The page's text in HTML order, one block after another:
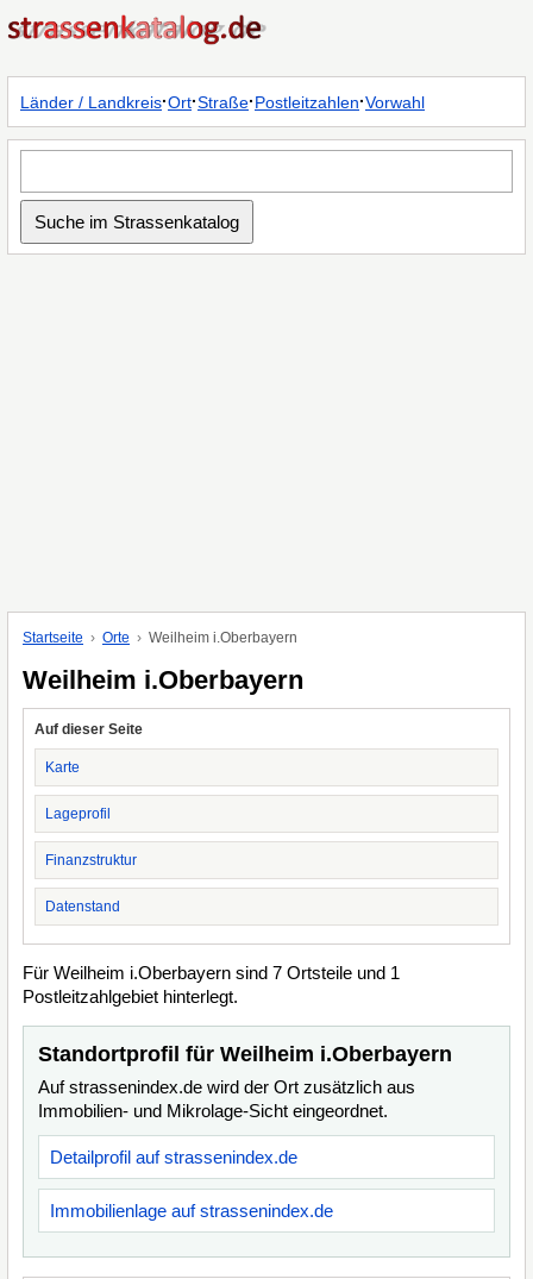
Länder / Landkreis·Ort·Straße·Postleitzahlen·Vorwahl
Startseite Orte Weilheim i.Oberbayern
Weilheim i.Oberbayern
Auf dieser Seite
Karte
Lageprofil
Finanzstruktur
Datenstand
Für Weilheim i.Oberbayern sind 7 Ortsteile und 1
Postleitzahlgebiet hinterlegt.
Standortprofil für Weilheim i.Oberbayern
Auf strassenindex.de wird der Ort zusätzlich aus
Immobilien- und Mikrolage-Sicht eingeordnet.
Detailprofil auf strassenindex.de
Immobilienlage auf strassenindex.de